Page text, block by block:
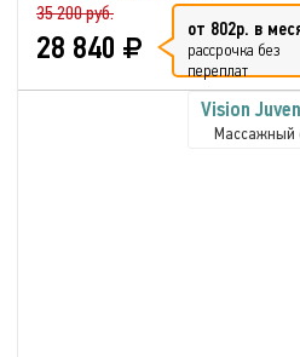
35 200 руб.
28 840 от 802р. в
рассрочка без
переплат
Vision
Массажный